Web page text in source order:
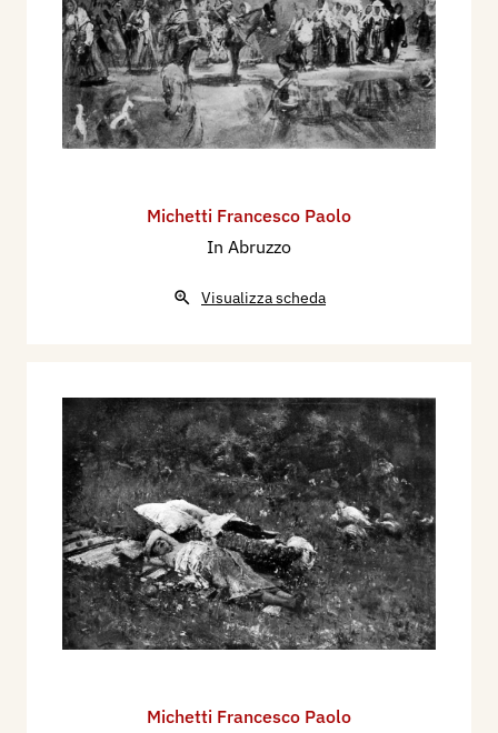
Michetti Francesco Paolo
In Abruzzo
Visualizza scheda
Michetti Francesco Paolo